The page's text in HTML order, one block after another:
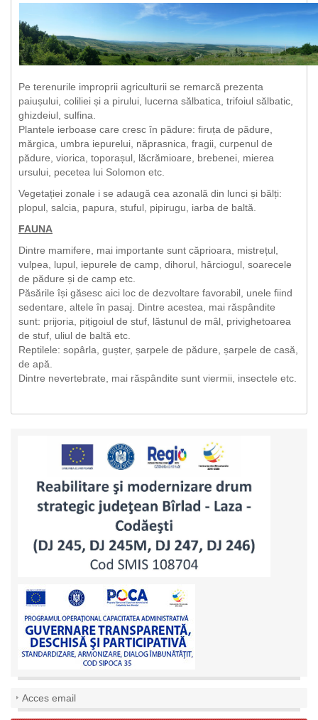
Pe terenurile improprii agriculturii se remarcă prezenta
paiușului, coliliei și a pirului, lucerna sălbatica, trifoiul sălbatic,
ghizdeiul, sulfina.
Plantele ierboase care cresc în pădure: firuța de pădure,
mărgica, umbra iepurelui, năprasnica, fragii, curpenul de
pădure, viorica, toporașul, lăcrămioare, brebenei, mierea
ursului, pecetea lui Solomon etc.
Vegetației zonale i se adaugă cea azonală din lunci și bălți:
plopul, salcia, papura, stuful, pipirugu, iarba de baltă.
FAUNA
Dintre mamifere, mai importante sunt căprioara, mistrețul,
vulpea, lupul, iepurele de camp, dihorul, hârciogul, soarecele
de pădure și de camp etc.
Păsările își găsesc aici loc de dezvoltare favorabil, unele fiind
sedentare, altele în pasaj. Dintre acestea, mai răspândite
sunt: prijoria, pițigoiul de stuf, lăstunul de mâl, privighetoarea
de stuf, uliul de baltă etc.
Reptilele: sopârla, gușter, șarpele de pădure, șarpele de casă,
de apă.
Dintre nevertebrate, mai răspândite sunt viermii, insectele etc.
Acces email